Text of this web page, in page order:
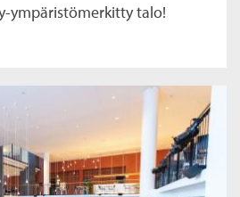
ympäristömerkitty talo!